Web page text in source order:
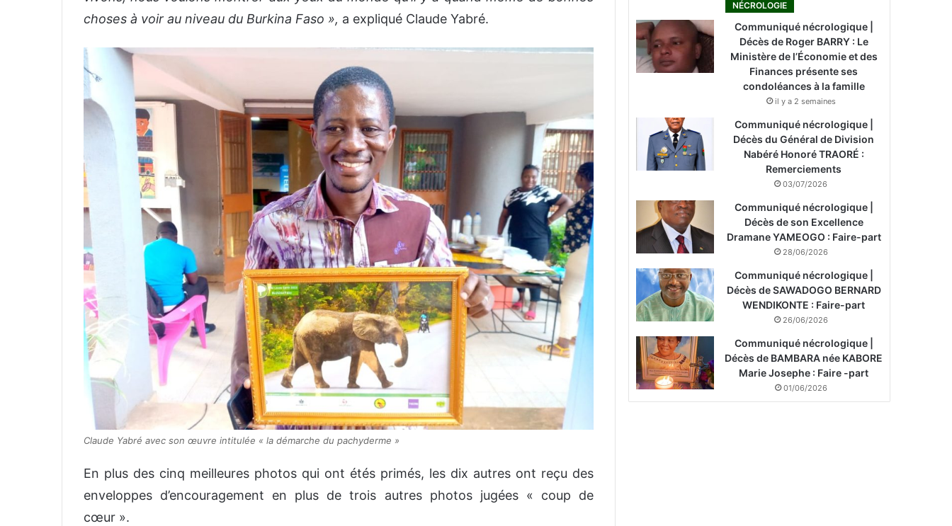
choses à voir au niveau du Burkina Faso », a expliqué Claude Yabré.
Claude Yabré avec son œuvre intitulée « la démarche du pachyderme »
En plus des cinq meilleures photos qui ont étés primés, les dix autres ont reçu des
enveloppes d’encouragement en plus de trois autres photos jugées « coup de
cœur ».
NÉCROLOGIE
Communiqué nécrologique |
Décès de Roger BARRY : Le
Ministère de l’Économie et des
Finances présente ses
condoléances à la famille
il y a 2 semaines
Communiqué nécrologique |
Décès du Général de Division
Nabéré Honoré TRAORÉ :
Remerciements
03/07/2026
Communiqué nécrologique |
Décès de son Excellence
Dramane YAMEOGO : Faire-part
28/06/2026
Communiqué nécrologique |
Décès de SAWADOGO BERNARD
WENDIKONTE : Faire-part
26/06/2026
Communiqué nécrologique |
Décès de BAMBARA née KABORE
Marie Josephe : Faire -part
01/06/2026